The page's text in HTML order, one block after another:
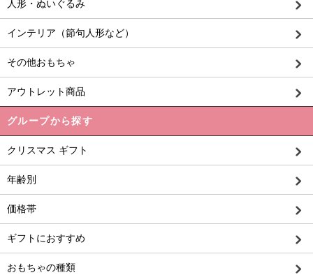
人形・ぬいぐるみ
インテリア（節句人形など）
その他おもちゃ
アウトレット商品
グループから探す
クリスマス ギフト
年齢別
価格帯
ギフトにおすすめ
おもちゃの種類